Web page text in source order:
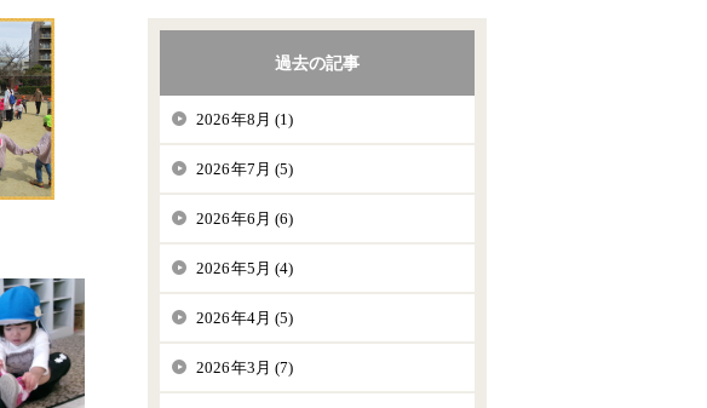
過去の記事
2026年8月 (1)
2026年7月 (5)
2026年6月 (6)
2026年5月 (4)
2026年4月 (5)
2026年3月 (7)